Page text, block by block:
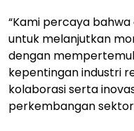
“Kami percaya
untuk melanjutkan
dengan
kepentingan industri
kolaborasi serta
perkembangan sektor